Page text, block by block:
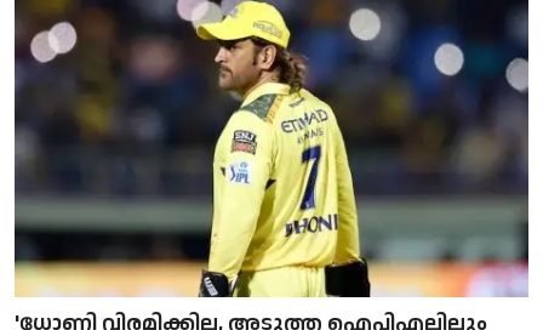
'ധോണി വിരമിക്കില്ല, അടുത്ത ഐപിഎലിലും